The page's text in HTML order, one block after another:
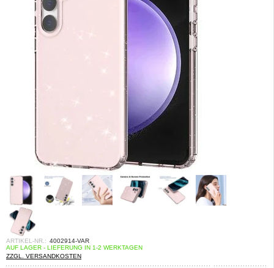
ARTIKEL-NR.: 4002914-VAR
AUF LAGER - LIEFERUNG IN 1-2 WERKTAGEN
ZZGL. VERSANDKOSTEN